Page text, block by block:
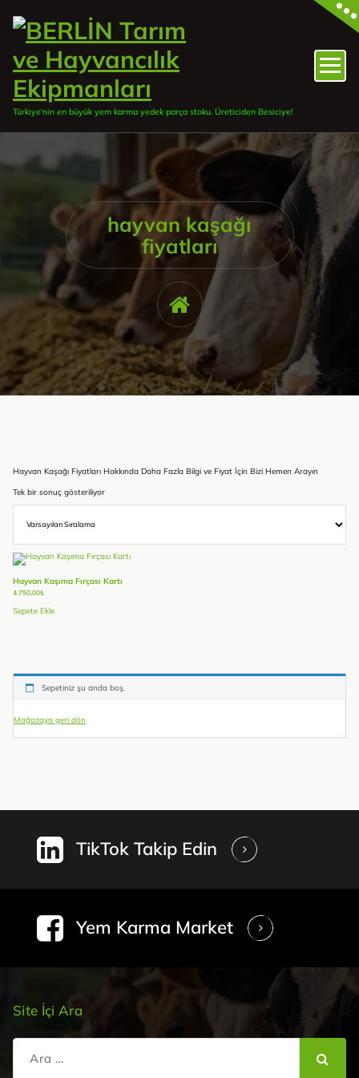
Türkiye'nin en büyük yem karma yedek parça stoku. Üreticiden Besiciye!
hayvan kaşağı
fiyatları
Hayvan Kaşağı Fiyatları Hakkında Daha Fazla Bilgi ve Fiyat İçin Bizi Hemen Arayın
Tek bir sonuç gösteriliyor
Hayvan Kaşıma Fırçası Kartı
4.750,00₺
Sepete Ekle
Sepetiniz şu anda boş.
Mağazaya geri dön
TikTok Takip Edin
Yem Karma Market
Site İçi Ara
Şunu